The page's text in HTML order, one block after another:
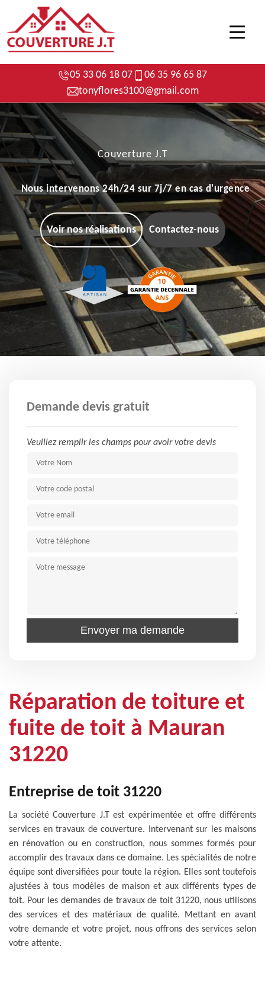
05 33 06 18 07
06 35 96 65 87
tonyflores3100@gmail.com
Couverture J.T
Nous intervenons 24h/24 sur 7j/7 en cas d'urgence
Voir nos réalisations Contactez-nous
Demande devis gratuit
Veuillez remplir les champs pour avoir votre devis
Réparation de toiture et
fuite de toit à Mauran
31220
Entreprise de toit 31220
La société Couverture J.T est expérimentée et offre différents
services en travaux de couverture. Intervenant sur les maisons
en rénovation ou en construction, nous sommes formés pour
accomplir des travaux dans ce domaine. Les spécialités de notre
équipe sont diversifiées pour toute la région. Elles sont toutefois
ajustées à tous modèles de maison et aux différents types de
toit. Pour les demandes de travaux de toit 31220, nous utilisons
des services et des matériaux de qualité. Mettant en avant
votre demande et votre projet, nous offrons des services selon
votre attente.